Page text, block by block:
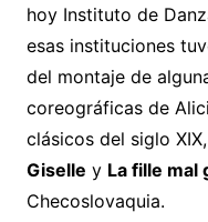
hoy Instituto de
esas instituciones
del montaje de
coreográficas de
clásicos del siglo
Giselle y La fille mal
Checoslovaquia.